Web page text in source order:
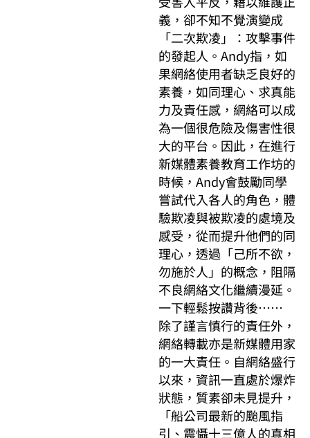
義，卻不知不覺演變成
「二次欺凌」：攻擊事件
的發起人。Andy指，如
果網絡使用者缺乏良好的
素養，如同理心、求真能
力及責任感，網絡可以成
為一個很危險及傷害性很
大的平台。因此，在進行
新媒體素養教育工作坊的
時候，Andy會鼓勵同學
嘗試代入各人的角色，體
驗欺凌與被欺凌的處境及
感受，從而提升他們的同
理心，透過「己所不欲，
勿施於人」的概念，阻隔
不良網絡文化繼續漫延。
一下輕鬆按讚背後……
除了謹言慎行的責任外，
網絡轉載亦是新媒體用家
的一大責任。自網絡盛行
以來，資訊一直處於爆炸
狀態，質素卻未見提升，
「船公司最新的颱風指
引、震懾十三億人的真相